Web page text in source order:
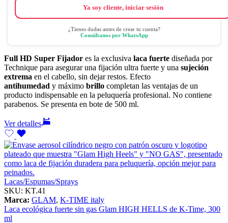
Ya soy cliente, iniciar sesión
¿Tienes dudas antes de crear tu cuenta?
Consúltanos por WhatsApp
Full HD Super Fijador es la exclusiva laca fuerte diseñada por
Technique para asegurar una fijación ultra fuerte y una sujeción
extrema en el cabello, sin dejar restos. Efecto
antihumedad y máximo brillo completan las ventajas de un
producto indispensable en la peluquería profesional. No contiene
parabenos. Se presenta en bote de 500 ml.
Ver detalles
Lacas/Espumas/Sprays
SKU: KT.41
Marca: GLAM, K-TIME italy
Laca ecológica fuerte sin gas Glam HIGH HELLS de K-Time, 300
ml